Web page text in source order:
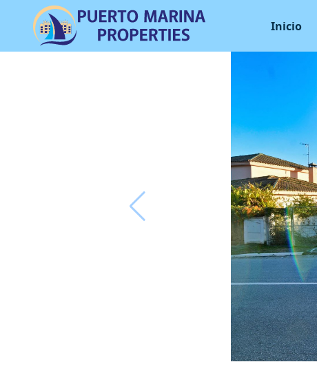
Inicio